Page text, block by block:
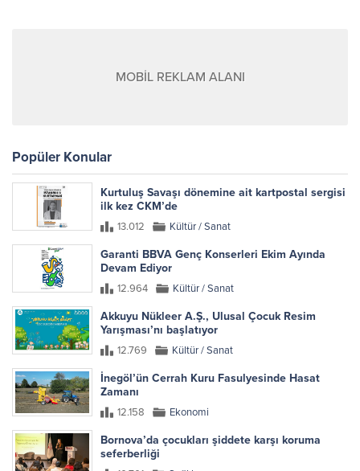
MOBİL REKLAM ALANI
Popüler Konular
Kurtuluş Savaşı dönemine ait kartpostal sergisi
ilk kez CKM’de
13.012 Kültür / Sanat
Garanti BBVA Genç Konserleri Ekim Ayında
Devam Ediyor
12.964 Kültür / Sanat
Akkuyu Nükleer A.Ş., Ulusal Çocuk Resim
Yarışması’nı başlatıyor
12.769 Kültür / Sanat
İnegöl’ün Cerrah Kuru Fasulyesinde Hasat
Zamanı
12.158 Ekonomi
Bornova’da çocukları şiddete karşı koruma
seferberliği